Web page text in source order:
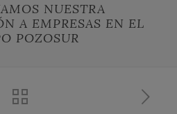
NUESTRA
A EMPRESAS EN EL
POZOSUR